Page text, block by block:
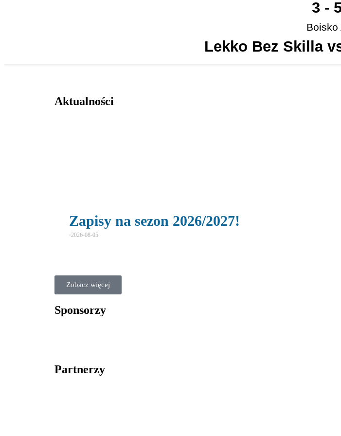
3 -
Boisko
Lekko Bez Skilla
Aktualności
Zapisy na sezon 2026/2027!
⋅2026-08-05
Zobacz więcej
Sponsorzy
Partnerzy